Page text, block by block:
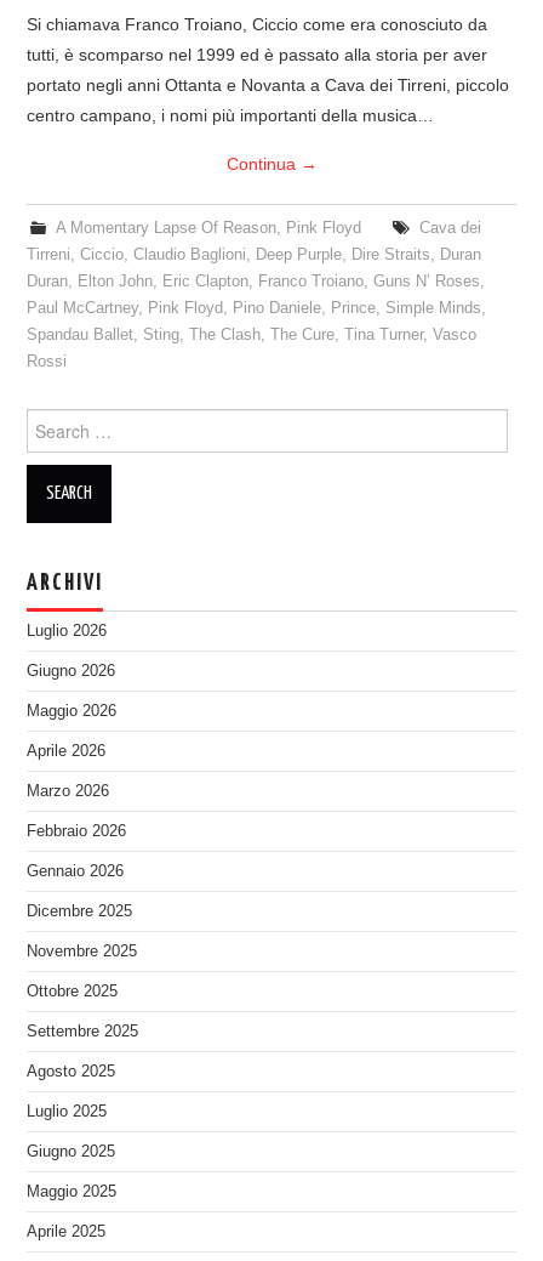
LINKS
CONTATTI
PINKFLOYDIANE
POLICY/COOKIES
Si chiamava Franco Troiano, Ciccio come era conosciuto da
tutti, è scomparso nel 1999 ed è passato alla storia per aver
portato negli anni Ottanta e Novanta a Cava dei Tirreni, piccolo
centro campano, i nomi più importanti della musica…
Continua →
A Momentary Lapse Of Reason, Pink Floyd
Cava dei
Tirreni,Ciccio,Claudio Baglioni, Deep Purple, Dire Straits, Duran
Duran, Elton John, Eric Clapton, Franco Troiano,Guns N’ Roses,
Paul McCartney, Pink Floyd, Pino Daniele, Prince, Simple Minds,
Spandau Ballet, Sting,The Clash,The Cure,Tina Turner,Vasco
Rossi
ARCHIVI
Luglio 2026
Giugno 2026
Maggio 2026
Aprile 2026
Marzo 2026
Febbraio 2026
Gennaio 2026
Dicembre 2025
Novembre 2025
Ottobre 2025
Settembre 2025
Agosto 2025
Luglio 2025
Giugno 2025
Maggio 2025
Aprile 2025